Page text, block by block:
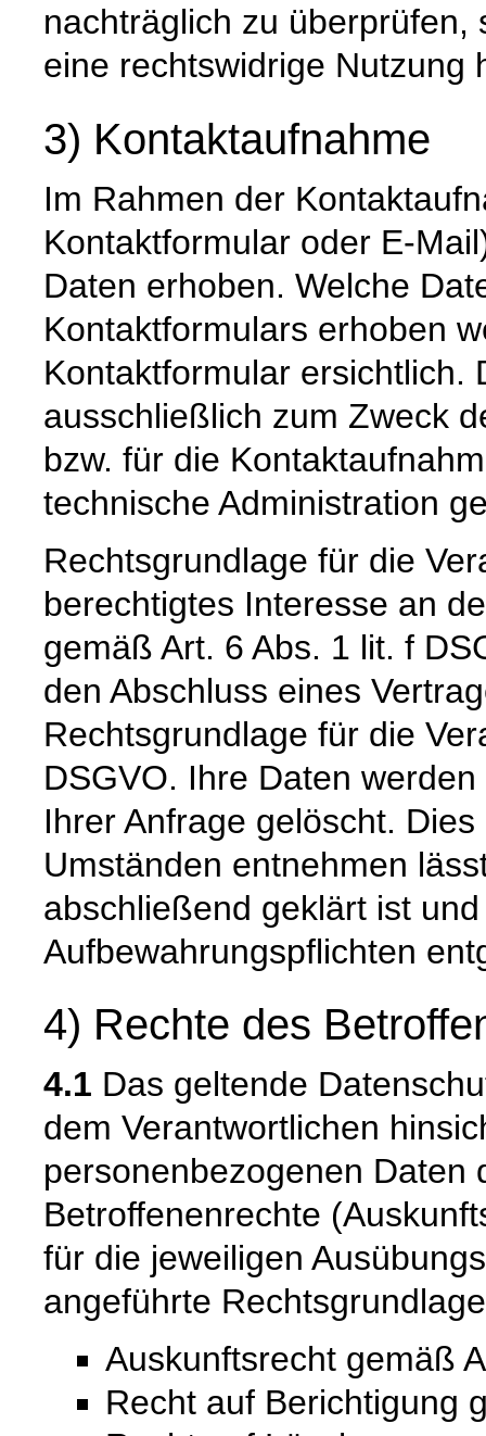
nachträglich zu überprüfen,
eine rechtswidrige Nutzung
3) Kontaktaufnahme
Im Rahmen der
Kontaktformular oder E-
Daten erhoben. Welche
Kontaktformulars erhoben
Kontaktformular ersichtlich.
ausschließlich zum Zweck
bzw. für die
technische Administration
Rechtsgrundlage für die
berechtigtes Interesse an
gemäß Art. 6 Abs. 1 lit. f
den Abschluss eines
Rechtsgrundlage für die
DSGVO. Ihre Daten
Ihrer Anfrage gelöscht.
Umständen entnehmen
abschließend geklärt ist
Aufbewahrungspflichten
4) Rechte des
4.1 Das geltende
dem Verantwortlichen
personenbezogenen Daten
Betroffenenrechte
für die jeweiligen
angeführte
Auskunftsrecht gemäß
Recht auf Berichtigung